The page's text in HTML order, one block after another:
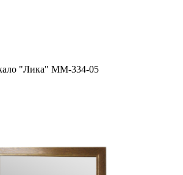
"Лика" ММ-334-05